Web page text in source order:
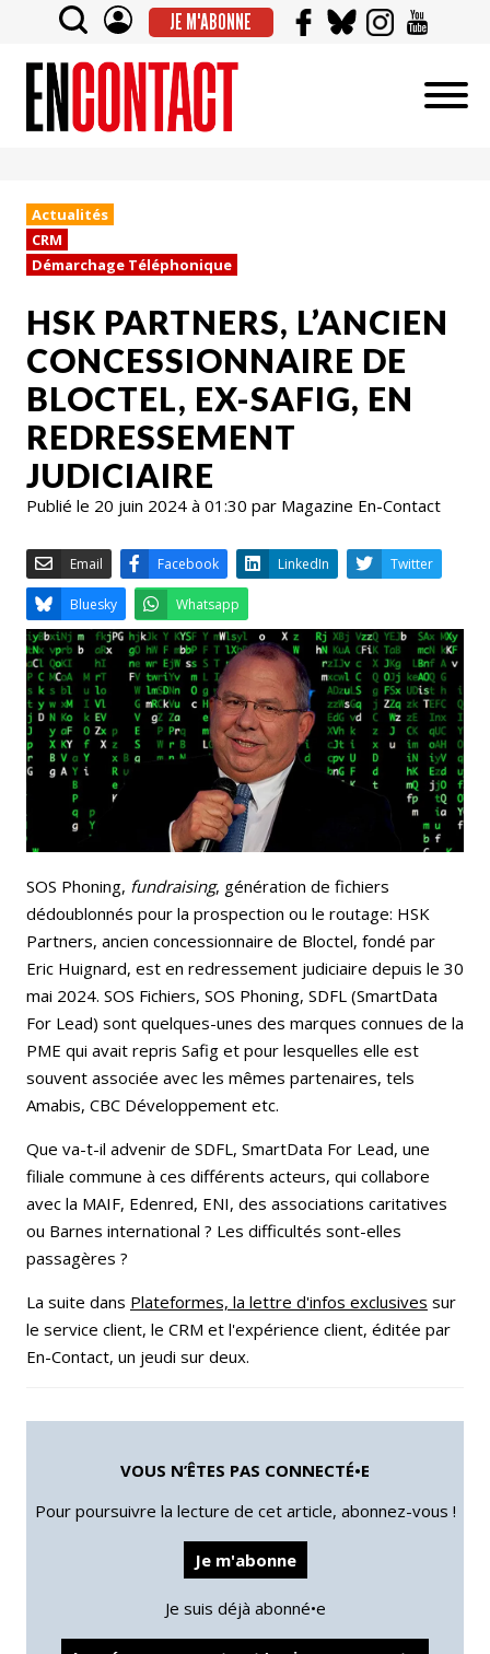
JE M'ABONNE
Actualités
CRM
Démarchage Téléphonique
HSK PARTNERS, L’ANCIEN
CONCESSIONNAIRE DE
BLOCTEL, EX-SAFIG, EN
REDRESSEMENT
JUDICIAIRE
Publié le 20 juin 2024 à 01:30 par Magazine En-Contact
Email Facebook LinkedIn
Bluesky Whatsapp
SOS Phoning, fundraising, génération de fichiers
dédoublonnés pour la prospection ou le routage: HSK
Partners, ancien concessionnaire de Bloctel, fondé par
Eric Huignard, est en redressement judiciaire depuis le 30
mai 2024. SOS Fichiers, SOS Phoning, SDFL (SmartData
For Lead) sont quelques-unes des marques connues de la
PME qui avait repris Safig et pour lesquelles elle est
souvent associée avec les mêmes partenaires, tels
Amabis, CBC Développement etc.
Que va-t-il advenir de SDFL, SmartData For Lead, une
filiale commune à ces différents acteurs, qui collabore
avec la MAIF, Edenred, ENI, des associations caritatives
ou Barnes international ? Les difficultés sont-elles
passagères ?
La suite dans Plateformes, la lettre d'infos exclusives sur
le service client, le CRM et l'expérience client, éditée par
En-Contact, un jeudi sur deux.
VOUS N’ÊTES PAS CONNECTÉ•E
Pour poursuivre la lecture de cet article, abonnez-vous !
Je m'abonne
Je suis déjà abonné•e